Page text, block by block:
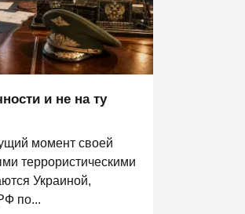
и не на ту
момент своей
террористическими
Украиной,
по...